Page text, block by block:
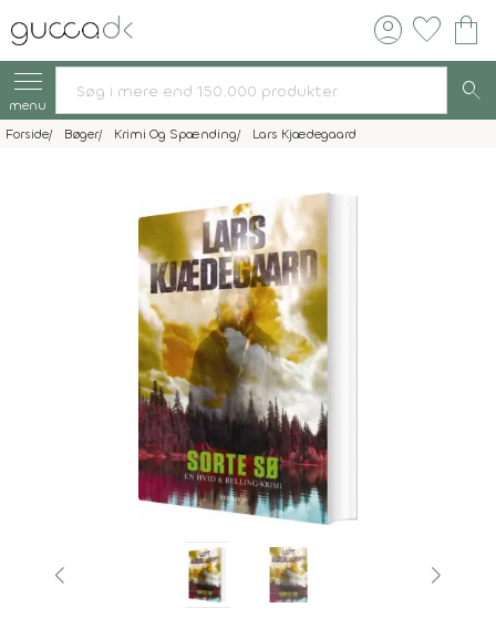
account_circle favorite shopping_bag
menu search
Forside Bøger Krimi Og Spænding Lars Kjædegaard